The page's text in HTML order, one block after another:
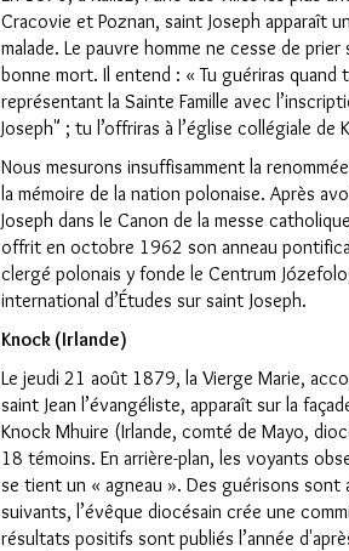
Cracovie et Poznan, saint Joseph apparaît
malade. Le pauvre homme ne cesse de
bonne mort. Il entend : « Tu guériras quand
représentant la Sainte Famille avec
Joseph" ; tu l’offriras à l’église collégiale de
Nous mesurons insuffisamment la
la mémoire de la nation polonaise. Après
Joseph dans le Canon de la messe
offrit en octobre 1962 son anneau
clergé polonais y fonde le Centrum
international d’Études sur saint Joseph.
Knock (Irlande)
Le jeudi 21 août 1879, la Vierge Marie,
saint Jean l’évangéliste, apparaît sur la
Knock Mhuire (Irlande, comté de Mayo,
18 témoins. En arrière-plan, les voyants
se tient un « agneau ». Des guérisons sont
suivants, l’évêque diocésain crée une
résultats positifs sont publiés l’année